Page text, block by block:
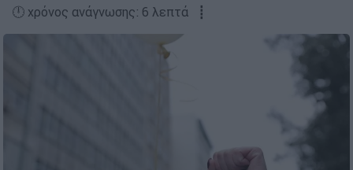
🕛 χρόνος ανάγνωσης: 6 λεπτά ┋